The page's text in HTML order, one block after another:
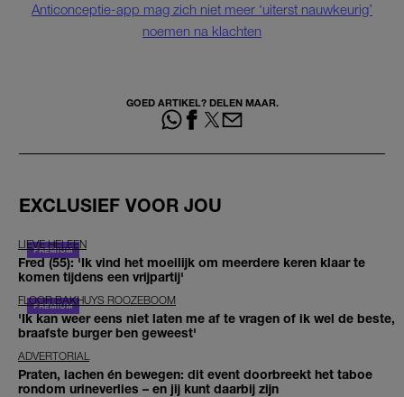
Anticonceptie-app mag zich niet meer ‘uiterst nauwkeurig’
noemen na klachten
GOED ARTIKEL? DELEN MAAR.
EXCLUSIEF VOOR JOU
LIEVE HELEEN
Fred (55): 'Ik vind het moeilijk om meerdere keren klaar te
komen tijdens een vrijpartij'
FLOOR BAKHUYS ROOZEBOOM
'Ik kan weer eens niet laten me af te vragen of ik wel de beste,
braafste burger ben geweest'
ADVERTORIAL
Praten, lachen én bewegen: dit event doorbreekt het taboe
rondom urineverlies – en jij kunt daarbij zijn